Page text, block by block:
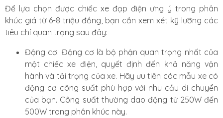
Để lựa chọn được chiếc xe đạp điện ưng ý trong phân
khúc giá từ 6-8 triệu đồng, bạn cần xem xét kỹ lưỡng các
tiêu chí quan trọng sau đây:
Động cơ: Động cơ là bộ phận quan trọng nhất của
một chiếc xe điện, quyết định đến khả năng vận
hành và tải trọng của xe. Hãy ưu tiên các mẫu xe có
động cơ công suất phù hợp với nhu cầu di chuyển
của bạn. Công suất thường dao động từ 250W đến
500W trong phân khúc này.